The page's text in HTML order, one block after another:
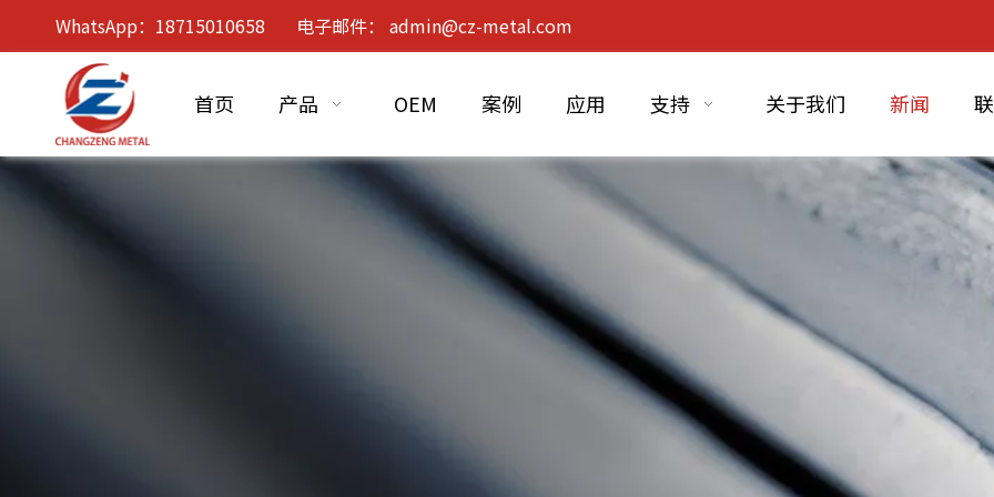
WhatsApp：18715010658 电子邮件： admin@cz-metal.com
首页 产品 OEM 案例 应用 支持 关于我们 新闻